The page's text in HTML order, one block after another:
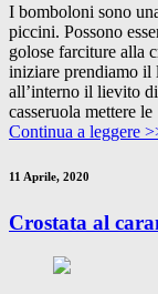
I bomboloni sono
piccini. Possono
golose farciture alla
iniziare prendiamo il
all’interno il lievito
casseruola mettere le
Continua a leggere
11 Aprile, 2020
Crostata al